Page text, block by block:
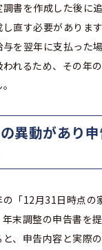
書を作成した後に
直す必要がありま
を翌年に支払った
れるため、その年
異動があり
「12月31日時点の
末調整の申告書を
、申告内容と実際